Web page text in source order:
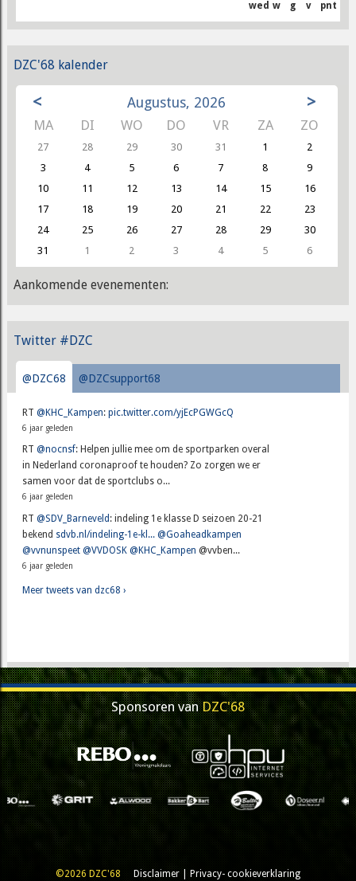
wed w g v pnt
DZC'68 kalender
< Augustus, 2026 >
MA DI WO DO VR ZA ZO
27 28 29 30 31 1
2
3
4 5 6 7 8
9
10
11 12 13 14 15
16
17
18 19 20 21 22
23
24
25 26 27 28 29
30
31
1 2 3 4 5 6
Aankomende evenementen:
Twitter #DZC
@DZC68 @DZCsupport68
RT@KHC_Kampen:pic.twitter.com/yjEcPGWGcQ
6 jaar geleden
RT@nocnsf: Helpen jullie mee om de sportparken overal
in Nederland coronaproof te houden? Zo zorgen we er
samen voor dat de sportclubs o...
6 jaar geleden
RT@SDV_Barneveld : indeling 1e klasse D seizoen 20-21
bekend sdvb.nl/indeling-1e-kl... @Goaheadkampen
@vvnunspeet @VVDOSK @KHC_Kampen @vvben...
6 jaar geleden
Meer tweets van dzc68 ›
Sponsoren vanDZC'68
©2026 DZC'68 Disclaimer Privacy- cookieverklaring